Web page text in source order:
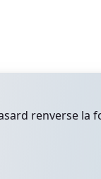
renverse la